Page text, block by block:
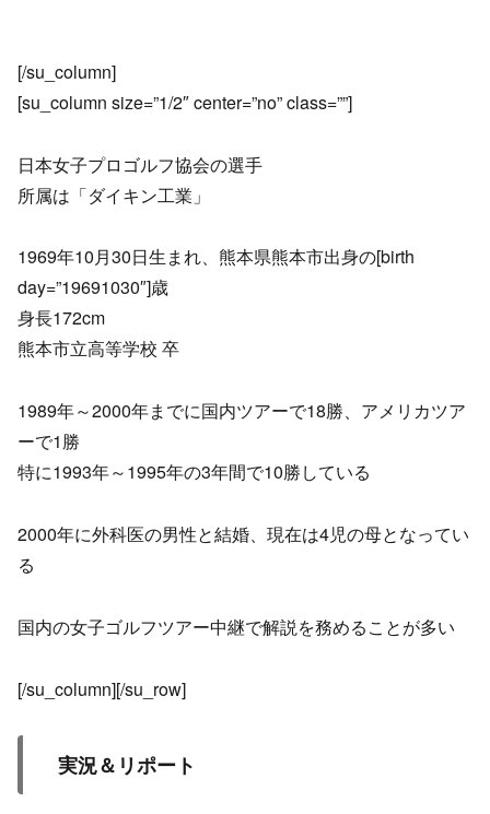
[/su_column]
[su_column size=”1/2″ center=”no” class=””]
日本女子プロゴルフ協会の選手
所属は「ダイキン工業」
1969年10月30日生まれ、熊本県熊本市出身の[birth
day=”19691030″]歳
身長172cm
熊本市立高等学校 卒
1989年～2000年までに国内ツアーで18勝、アメリカツア
ーで1勝
特に1993年～1995年の3年間で10勝している
2000年に外科医の男性と結婚、現在は4児の母となってい
る
国内の女子ゴルフツアー中継で解説を務めることが多い
[/su_column][/su_row]
実況＆リポート